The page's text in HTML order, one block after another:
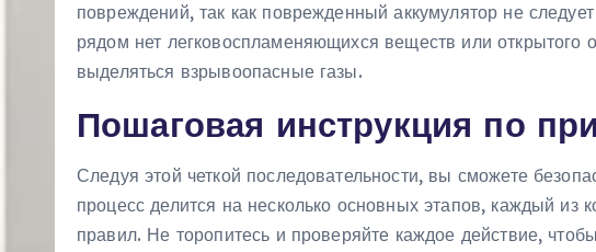
повреждений, так как поврежденный аккумулятор не
рядом нет легковоспламеняющихся веществ или открытого
выделяться взрывоопасные газы.
Пошаговая инструкция по
Следуя этой четкой последовательности, вы сможете
процесс делится на несколько основных этапов, каждый из
правил. Не торопитесь и проверяйте каждое действие,